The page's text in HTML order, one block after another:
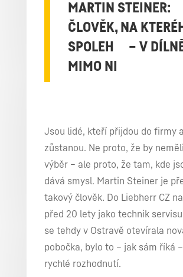
MARTIN STEINER:
ČLOVĚK, NA
SPOLEH – V DÍLNĚ
MIMO NI
Jsou lidé, kteří přijdou do firmy a
zůstanou. Ne proto, že by
výběr – ale proto, že tam, kde
dává smysl. Martin Steiner je
takový člověk. Do Liebherr CZ
před 20 lety jako technik
se tehdy v Ostravě otevírala
pobočka, bylo to – jak sám říká
rychlé rozhodnutí.